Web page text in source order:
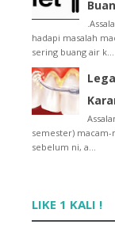
Tutorial :
Best ke
Jom Teman
Header Baru
::Kemalasan
Contest Teka
Tutorial :
Tutorial :
Tutorial :
Tempahan
hadapi masalah
sering buang air k...
semester)
sebelum ni, a...
LIKE 1 KALI !